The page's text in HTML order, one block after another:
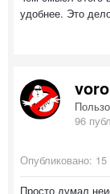
удобнее. Это
96
Опубликовано:
Просто думал